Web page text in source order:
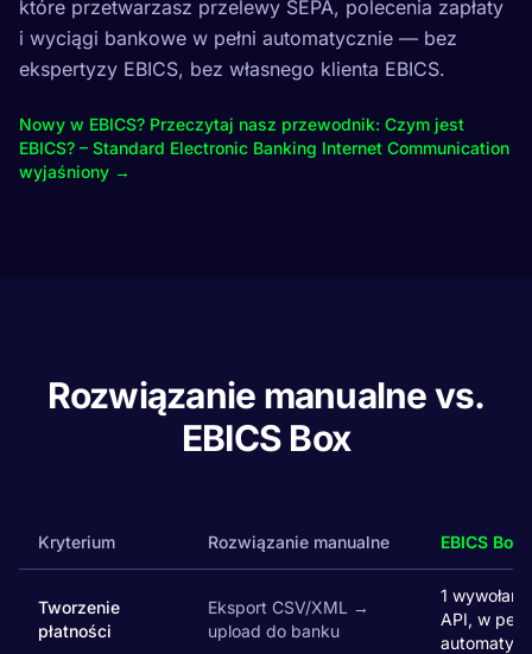
które przetwarzasz przelewy SEPA, polecenia zapłaty
i wyciągi bankowe w pełni automatycznie — bez
ekspertyzy EBICS, bez własnego klienta EBICS.
Nowy w EBICS? Przeczytaj nasz przewodnik: Czym jest
EBICS? – Standard Electronic Banking Internet Communication
wyjaśniony →
Rozwiązanie manualne vs.
EBICS Box
Kryterium Rozwiązanie manualne EBICS Box
Tworzenie
płatności
Eksport CSV/XML →
upload do banku
1 wywołanie
API, w pełni